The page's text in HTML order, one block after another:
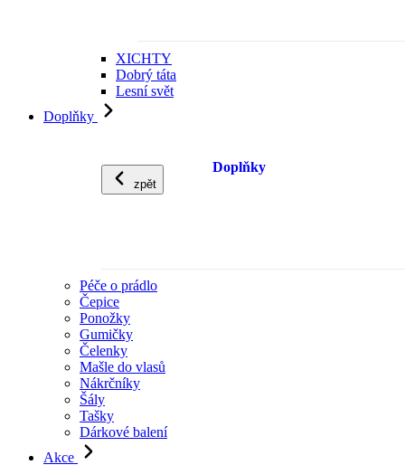
XICHTY
Dobrý táta
Lesní svět
Doplňky
zpět
Doplňky
Péče o prádlo
Čepice
Ponožky
Gumičky
Čelenky
Mašle do vlasů
Nákrčníky
Šály
Tašky
Dárkové balení
Akce